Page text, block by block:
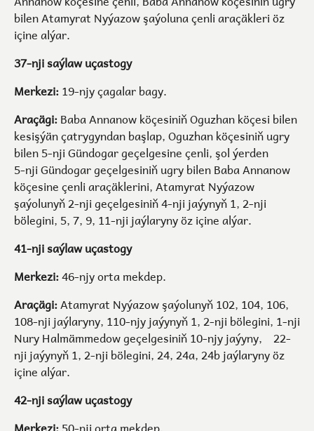
bilen Atamyrat Nyýazow şaýoluna çenli araçäkleri öz
içine alýar.
37-nji saýlaw uçastogy
Merkezi:19-njy çagalar bagy.
Araçägi:Baba Annanow köçesiniň Oguzhan köçesi bilen
kesişýän çatrygyndan başlap, Oguzhan köçesiniň ugry
bilen 5-nji Gündogar geçelgesine çenli, şol ýerden
5-nji Gündogar geçelgesiniň ugry bilen Baba Annanow
köçesine çenli araçäklerini, Atamyrat Nyýazow
şaýolunyň 2-nji geçelgesiniň 4-nji jaýynyň 1, 2-nji
bölegini, 5, 7, 9, 11-nji jaýlaryny öz içine alýar.
41-nji saýlaw uçastogy
Merkezi:46-njy orta mekdep.
Araçägi:Atamyrat Nyýazow şaýolunyň 102, 104, 106,
108-nji jaýlaryny, 110-njy jaýynyň 1, 2-nji bölegini, 1-nji
Nury Halmämmedow geçelgesiniň 10-njy jaýyny, 22-
nji jaýynyň 1, 2-nji bölegini, 24, 24a, 24b jaýlaryny öz
içine alýar.
42-nji saýlaw uçastogy